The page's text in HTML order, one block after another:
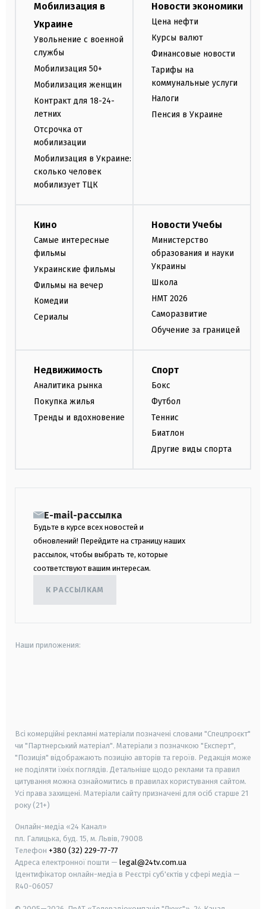
Мобилизация в
Украине
Увольнение с военной
службы
Мобилизация 50+
Мобилизация женщин
Контракт для 18-24-
летних
Отсрочка от
мобилизации
Мобилизация в Украине:
сколько человек
мобилизует ТЦК
Новости экономики
Цена нефти
Курсы валют
Финансовые новости
Тарифы на
коммунальные услуги
Налоги
Пенсия в Украине
Кино
Самые интересные
фильмы
Украинские фильмы
Фильмы на вечер
Комедии
Сериалы
Новости Учебы
Министерство
образования и науки
Украины
Школа
НМТ 2026
Саморазвитие
Обучение за границей
Недвижимость
Аналитика рынка
Покупка жилья
Тренды и вдохновение
Спорт
Бокс
Футбол
Теннис
Биатлон
Другие виды спорта
E-mail-рассылка
Будьте в курсе всех новостей и
обновлений! Перейдите на страницу наших
рассылок, чтобы выбрать те, которые
соответствуют вашим интересам.
К РАССЫЛКАМ
Наши приложения:
Всі комерційні рекламні матеріали позначені словами "Спецпроєкт"
чи "Партнерський матеріал". Матеріали з позначкою "Експерт",
"Позиція" відображають позицію авторів та героїв. Редакція може
не поділяти їхніх поглядів. Детальніше щодо реклами та правил
цитування можна ознайомитись в правилах користування сайтом.
Усі права захищені. Матеріали сайту призначені для осіб старше 21
року (21+)
Онлайн-медіа «24 Канал»
пл. Галицька, буд. 15, м. Львів, 79008
Телефон +380 (32) 229-77-77
Адреса електронної пошти — legal@24tv.com.ua
Ідентифікатор онлайн-медіа в Реєстрі суб'єктів у сфері медіа —
R40-06057